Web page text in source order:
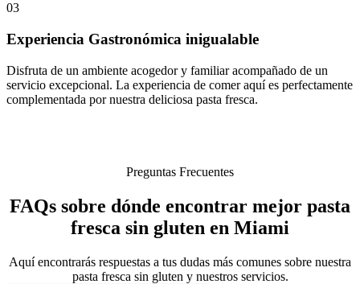
03
Experiencia Gastronómica inigualable
Disfruta de un ambiente acogedor y familiar acompañado de un
servicio excepcional. La experiencia de comer aquí es perfectamente
complementada por nuestra deliciosa pasta fresca.
Preguntas Frecuentes
FAQs sobre dónde encontrar mejor pasta
fresca sin gluten en Miami
Aquí encontrarás respuestas a tus dudas más comunes sobre nuestra
pasta fresca sin gluten y nuestros servicios.